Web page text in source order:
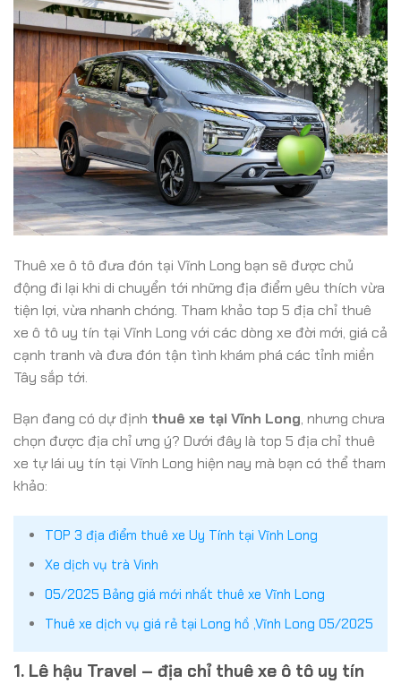
Thuê xe ô tô đưa đón tại Vĩnh Long bạn sẽ được chủ
động đi lại khi di chuyển tới những địa điểm yêu thích vừa
tiện lợi, vừa nhanh chóng. Tham khảo top 5 địa chỉ thuê
xe ô tô uy tín tại Vĩnh Long với các dòng xe đời mới, giá cả
cạnh tranh và đưa đón tận tình khám phá các tỉnh miền
Tây sắp tới.
Bạn đang có dự định thuê xe tại Vĩnh Long, nhưng chưa
chọn được địa chỉ ưng ý? Dưới đây là top 5 địa chỉ thuê
xe tự lái uy tín tại Vĩnh Long hiện nay mà bạn có thể tham
khảo:
TOP 3 địa điểm thuê xe Uy Tính tại Vĩnh Long
Xe dịch vụ trà Vinh
05/2025 Bảng giá mới nhất thuê xe Vĩnh Long
Thuê xe dịch vụ giá rẻ tại Long hồ ,Vĩnh Long 05/2025
1. Lê hậu Travel – địa chỉ thuê xe ô tô uy tín